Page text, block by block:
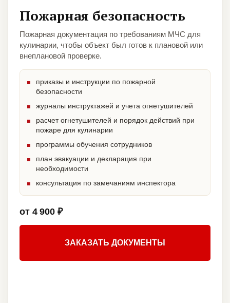
Пожарная безопасность
Пожарная документация по требованиям МЧС для
кулинарии, чтобы объект был готов к плановой или
внеплановой проверке.
приказы и инструкции по пожарной
безопасности
журналы инструктажей и учета огнетушителей
расчет огнетушителей и порядок действий при
пожаре для кулинарии
программы обучения сотрудников
план эвакуации и декларация при
необходимости
консультация по замечаниям инспектора
от 4 900 ₽
ЗАКАЗАТЬ ДОКУМЕНТЫ